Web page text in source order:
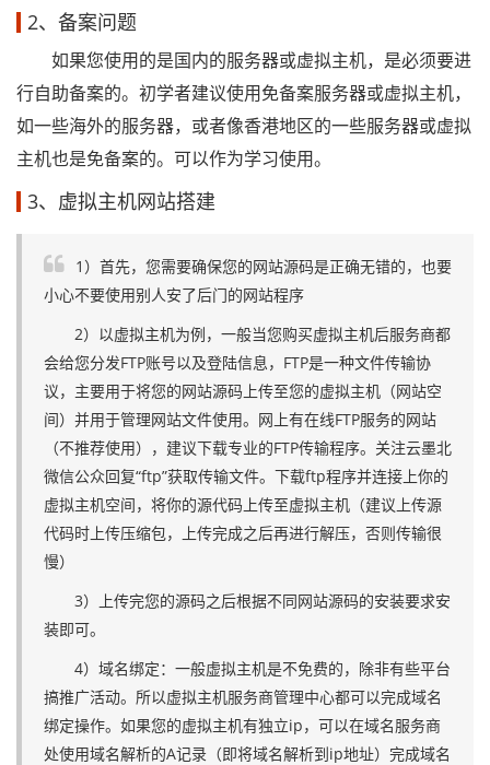
2、备案问题
如果您使用的是国内的服务器或虚拟主机，是必须要进
行自助备案的。初学者建议使用免备案服务器或虚拟主机，
如一些海外的服务器，或者像香港地区的一些服务器或虚拟
主机也是免备案的。可以作为学习使用。
3、虚拟主机网站搭建
1）首先，您需要确保您的网站源码是正确无错的，也要
小心不要使用别人安了后门的网站程序
2）以虚拟主机为例，一般当您购买虚拟主机后服务商都
会给您分发FTP账号以及登陆信息，FTP是一种文件传输协
议，主要用于将您的网站源码上传至您的虚拟主机（网站空
间）并用于管理网站文件使用。网上有在线FTP服务的网站
（不推荐使用），建议下载专业的FTP传输程序。关注云墨北
微信公众回复“ftp”获取传输文件。下载ftp程序并连接上你的
虚拟主机空间，将你的源代码上传至虚拟主机（建议上传源
代码时上传压缩包，上传完成之后再进行解压，否则传输很
慢）
3）上传完您的源码之后根据不同网站源码的安装要求安
装即可。
4）域名绑定：一般虚拟主机是不免费的，除非有些平台
搞推广活动。所以虚拟主机服务商管理中心都可以完成域名
绑定操作。如果您的虚拟主机有独立ip，可以在域名服务商
处使用域名解析的A记录（即将域名解析到ip地址）完成域名